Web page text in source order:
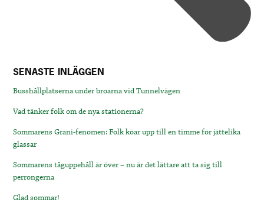
SENASTE INLÄGGEN
Busshållplatserna under broarna vid Tunnelvägen
Vad tänker folk om de nya stationerna?
Sommarens Grani-fenomen: Folk köar upp till en timme för jättelika
glassar
Sommarens tåguppehåll är över – nu är det lättare att ta sig till
perrongerna
Glad sommar!